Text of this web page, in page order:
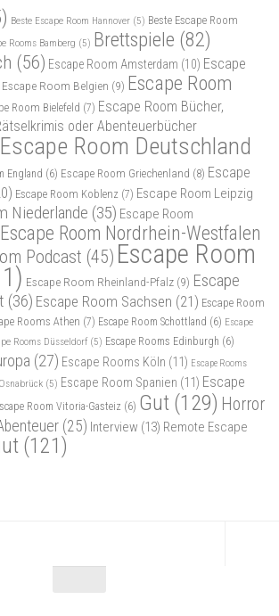
Beste Escape Room Hannover (5) Beste Escape Room
Rooms Bamberg (5) Brettspiele (82)
(56) Escape Room Amsterdam (10) Escape
Escape Room Belgien (9) Escape Room
Room Bielefeld (7) Escape Room Bücher,
oder Abenteuerbücher
Escape Room Deutschland
England (6) Escape Room Griechenland (8) Escape
Escape Room Koblenz (7) Escape Room Leipzig
Niederlande (35) Escape Room
Escape Room Nordrhein-Westfalen
Podcast (45) Escape Room
Escape Room Rheinland-Pfalz (9) Escape
(36) Escape Room Sachsen (21) Escape Room
Rooms Athen (7) Escape Room Schottland (6) Escape
Rooms Düsseldorf (5) Escape Rooms Edinburgh (6)
(27) Escape Rooms Köln (11) Escape Rooms
(5) Escape Room Spanien (11) Escape
Room Vitoria-Gasteiz (6) Gut (129) Horror
(25) Interview (13) Remote Escape
(121)